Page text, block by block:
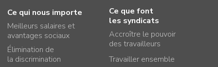
Ce qui nous importe
Meilleurs salaires et
avantages sociaux
Élimination de
la discrimination
Ce que font
les syndicats
Accroître le pouvoir
des travailleurs
Travailler ensemble